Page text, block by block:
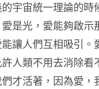
宇宙統一理論的時
是光，愛能夠啟示
讓人們互相吸引。
人類不用去消除看
才活著，因為愛，